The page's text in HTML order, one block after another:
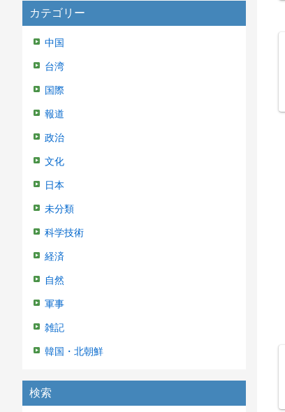
カテゴリー
中国
台湾
国際
報道
政治
文化
日本
未分類
科学技術
経済
自然
軍事
雑記
韓国・北朝鮮
検索